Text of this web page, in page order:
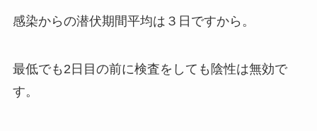
感染からの潜伏期間平均は３日ですから。
最低でも2日目の前に検査をしても陰性は無効で
す。